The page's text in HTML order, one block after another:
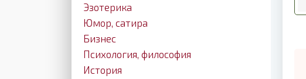
Эзотерика
Юмор, сатира
Бизнес
Психология, философия
История